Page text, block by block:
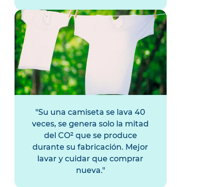
Su una camiseta se lava 40
veces, se genera solo la mitad
del CO² que se produce
durante su fabricación. Mejor
lavar y cuidar que comprar
nueva.